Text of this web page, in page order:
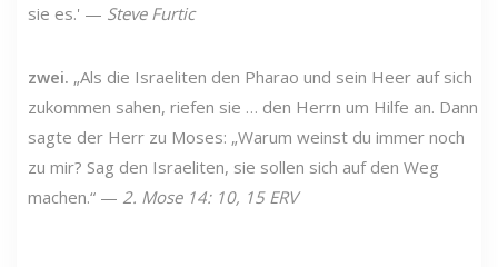
sie es.' — Steve Furtic
zwei. „Als die Israeliten den Pharao und sein Heer auf sich
zukommen sahen, riefen sie … den Herrn um Hilfe an. Dann
sagte der Herr zu Moses: „Warum weinst du immer noch
zu mir? Sag den Israeliten, sie sollen sich auf den Weg
machen.“ — 2. Mose 14: 10, 15 ERV